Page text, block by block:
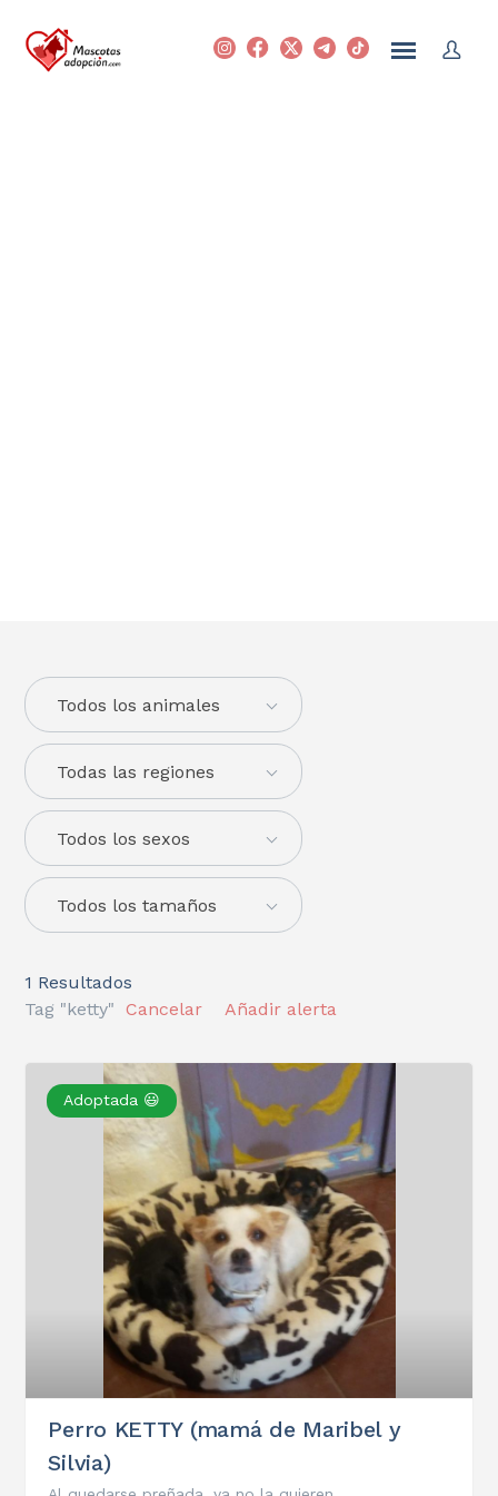
Todas las regiones
Todos los animales
Todos los sexos
Todos los tamaños
1 Resultados
Tag "ketty"
Cancelar Añadir alerta
Adoptada 😃
Perro KETTY (mamá de Maribel y
Silvia)